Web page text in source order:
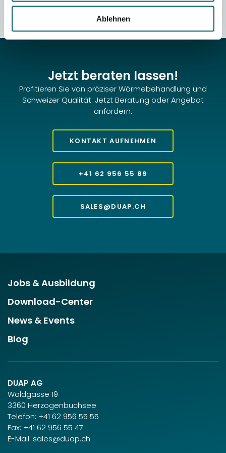
Ablehnen
Jetzt beraten lassen!
Profitieren Sie von präziser Wärmebehandlung und
Schweizer Qualität. Jetzt Beratung oder Angebot
anfordern:
KONTAKT AUFNEHMEN
+41 62 956 55 89
SALES@DUAP.CH
Jobs & Ausbildung
Download-Center
News & Events
Blog
DUAP AG
Waldgasse 19
3360 Herzogenbuchsee
Telefon: +41 62 956 55 55
Fax: +41 62 956 55 47
E-Mail: sales@duap.ch